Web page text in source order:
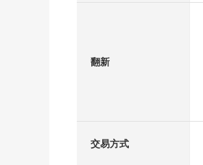
翻新
交易方式